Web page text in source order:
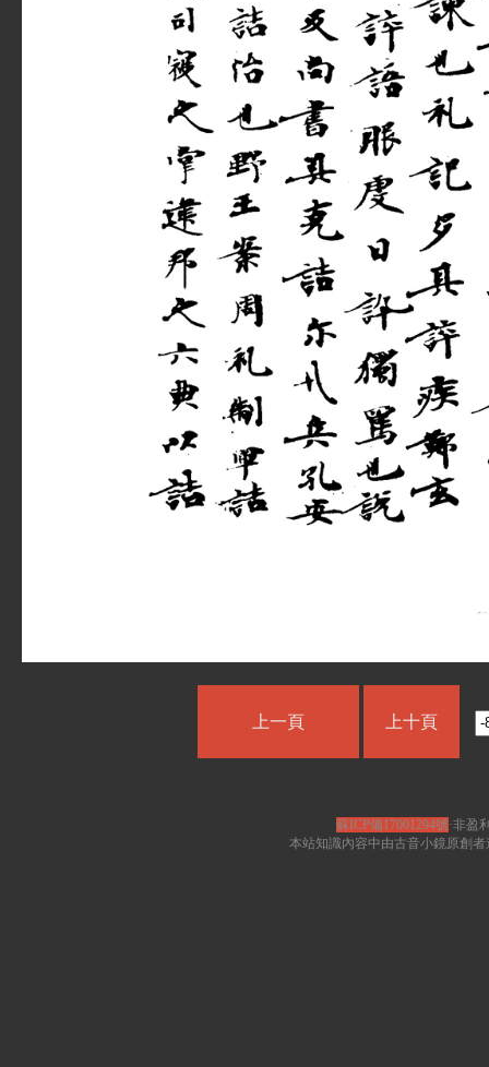
上一頁 上十頁
蘇ICP備17001294號·非盈
本站知識內容中由古音小鏡原創